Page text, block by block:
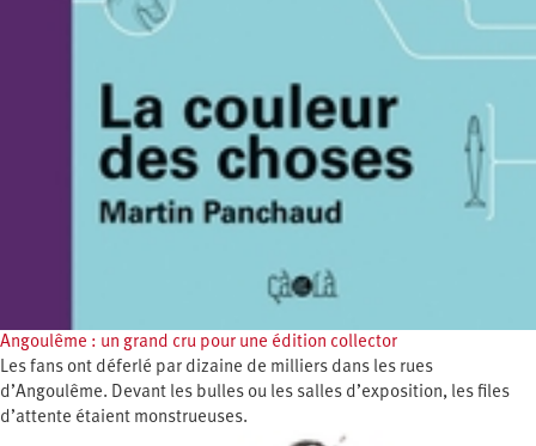
Angoulême : un grand cru pour une édition collector
Les fans ont déferlé par dizaine de milliers dans les rues
d’Angoulême. Devant les bulles ou les salles d’exposition, les files
d’attente étaient monstrueuses.